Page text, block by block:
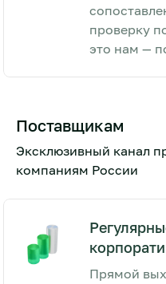
проверку
это нам —
Поставщикам
Эксклюзивный канал
компаниям России
Прямой